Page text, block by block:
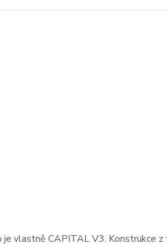
vlastně CAPITAL V3. Konstrukce z